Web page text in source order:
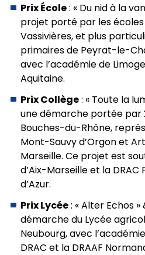
Prix École: « Du nid à la
projet porté par les
Vassivières, et plus
primaires de Peyrat-le-
avec l’académie de
Aquitaine.
Prix Collège: « Toute la
une démarche portée par
Bouches-du-Rhône,
Mont-Sauvy d’Orgon et
Marseille. Ce projet est
d’Aix-Marseille et la
d’Azur.
Prix Lycée: « Alter Echos
démarche du Lycée
Neubourg, avec
DRAC et la DRAAF